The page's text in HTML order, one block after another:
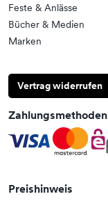
Feste & Anlässe
Bücher & Medien
Marken
Vertrag widerrufen
Zahlungsmethoden
Preishinweis